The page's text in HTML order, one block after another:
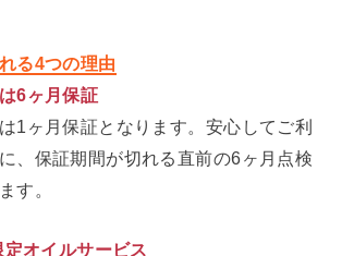
る4つの理由
6ヶ月保証
1ヶ月保証となります。安心してご利
、保証期間が切れる直前の6ヶ月点検
す。
オイルサービス